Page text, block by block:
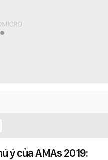
ý của AMAs 2019: